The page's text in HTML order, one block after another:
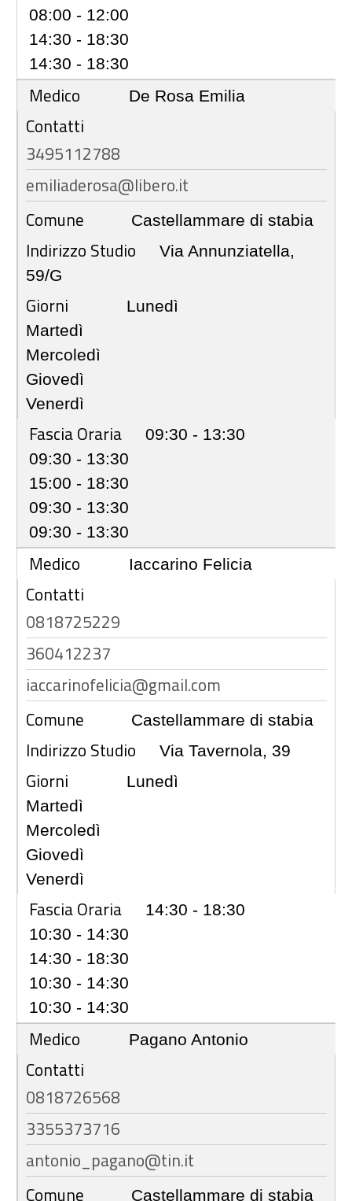
08:00 - 12:00
14:30 - 18:30
14:30 - 18:30
Medico De Rosa Emilia
Contatti
3495112788
emiliaderosa@libero.it
Comune
Castellammare di stabia
Indirizzo Studio
Via Annunziatella,
59/G
Giorni
Lunedì
Martedì
Mercoledì
Giovedì
Venerdì
Fascia Oraria
09:30 - 13:30
09:30 - 13:30
15:00 - 18:30
09:30 - 13:30
09:30 - 13:30
Medico Iaccarino Felicia
Contatti
0818725229
360412237
iaccarinofelicia@gmail.com
Comune
Castellammare di stabia
Indirizzo Studio Via Tavernola, 39
Giorni
Lunedì
Martedì
Mercoledì
Giovedì
Venerdì
Fascia Oraria
14:30 - 18:30
10:30 - 14:30
14:30 - 18:30
10:30 - 14:30
10:30 - 14:30
Medico Pagano Antonio
Contatti
0818726568
3355373716
antonio_pagano@tin.it
Comune
Castellammare di stabia